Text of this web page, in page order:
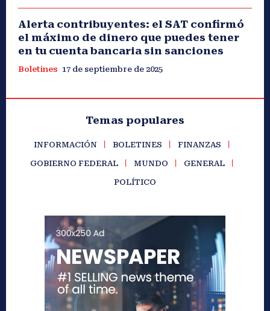
Alerta contribuyentes: el SAT confirmó
el máximo de dinero que puedes tener
en tu cuenta bancaria sin sanciones
Boletines 17 de septiembre de 2025
Temas populares
INFORMACIÓN BOLETINES FINANZAS
GOBIERNO FEDERAL MUNDO GENERAL
POLÍTICO